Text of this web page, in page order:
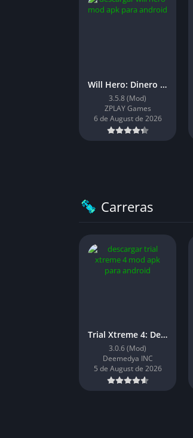
Will Hero: Dinero Infinito
3.5.8 (Mod)
ZPLAY Games
6 de August de 2026
Carreras
Trial Xtreme 4: Desbloqueado
3.0.6 (Mod)
Deemedya INC
5 de August de 2026